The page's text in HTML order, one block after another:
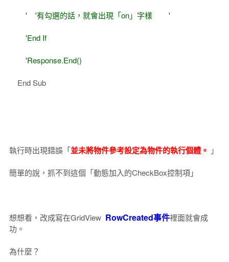
' '有勾選的話，就會出現「on」字樣 '
'End If
'Response.End()
End Sub
執行時出現錯誤「並未將物件參考設定為物件的執行個體。 」
簡單的說，抓不到這個「動態加入的CheckBox控制項」
想想看，改成寫在GridView RowCreated事件裡面就會成
功。
為什麼？